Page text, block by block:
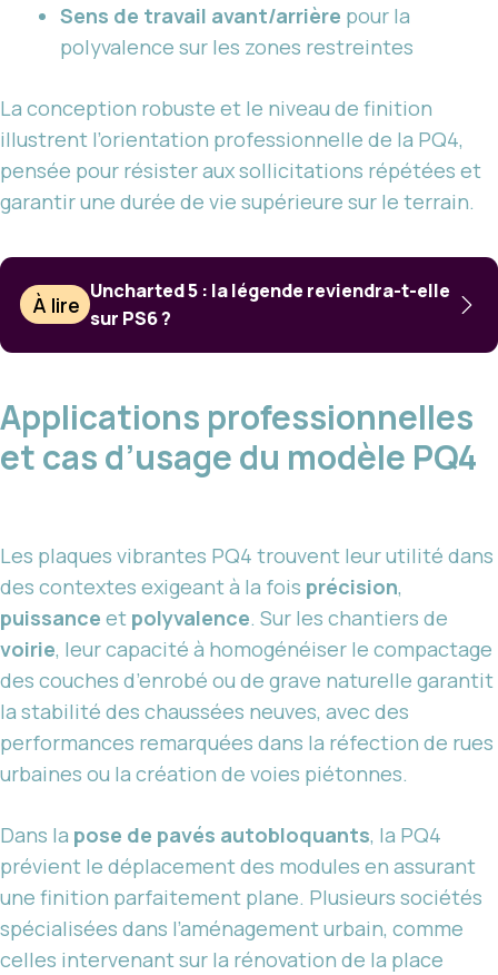
Sens de travail avant/arrière pour la
polyvalence sur les zones restreintes
La conception robuste et le niveau de finition
illustrent l’orientation professionnelle de la PQ4,
pensée pour résister aux sollicitations répétées et
garantir une durée de vie supérieure sur le terrain.
À lire
Uncharted 5 : la légende reviendra-t-elle
sur PS6 ?
Applications professionnelles
et cas d’usage du modèle PQ4
Les plaques vibrantes PQ4 trouvent leur utilité dans
des contextes exigeant à la fois précision,
puissance et polyvalence. Sur les chantiers de
voirie, leur capacité à homogénéiser le compactage
des couches d’enrobé ou de grave naturelle garantit
la stabilité des chaussées neuves, avec des
performances remarquées dans la réfection de rues
urbaines ou la création de voies piétonnes.
Dans la pose de pavés autobloquants, la PQ4
prévient le déplacement des modules en assurant
une finition parfaitement plane. Plusieurs sociétés
spécialisées dans l’aménagement urbain, comme
celles intervenant sur la rénovation de la place